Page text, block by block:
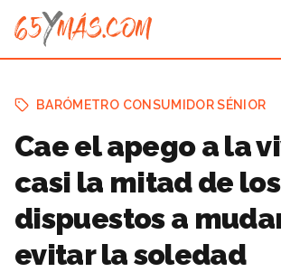
BARÓMETRO CONSUMIDOR SÉNIOR
Cae el apego a la
casi la mitad de
dispuestos a
evitar la soledad